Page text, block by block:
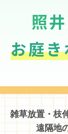
照
お庭
雑草放置・枝
遠隔地